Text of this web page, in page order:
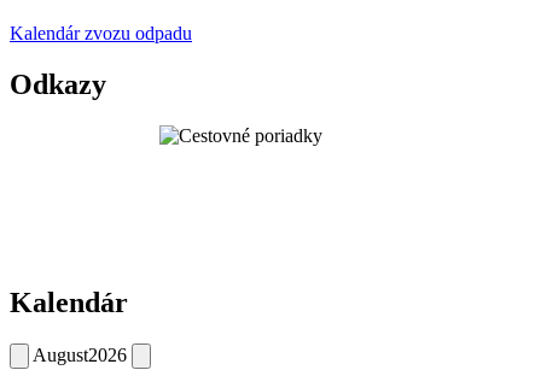
Kalendár zvozu odpadu
Odkazy
Kalendár
August2026